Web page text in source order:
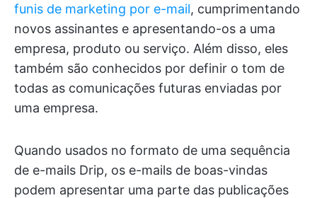
funis de marketing por e-mail, cumprimentando
novos assinantes e apresentando-os a uma
empresa, produto ou serviço. Além disso, eles
também são conhecidos por definir o tom de
todas as comunicações futuras enviadas por
uma empresa.
Quando usados no formato de uma sequência
de e-mails Drip, os e-mails de boas-vindas
podem apresentar uma parte das publicações